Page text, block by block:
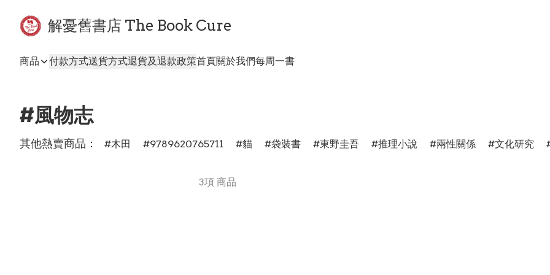
解憂舊書店 The Book Cure
商品 付款方式送貨方式退貨及退款政策首頁關於我們每周一書
#風物志
其他熱賣商品： 木田 9789620765711 貓 袋裝書 東野圭吾 推理小說 兩性關係 文化研究
3項 商品